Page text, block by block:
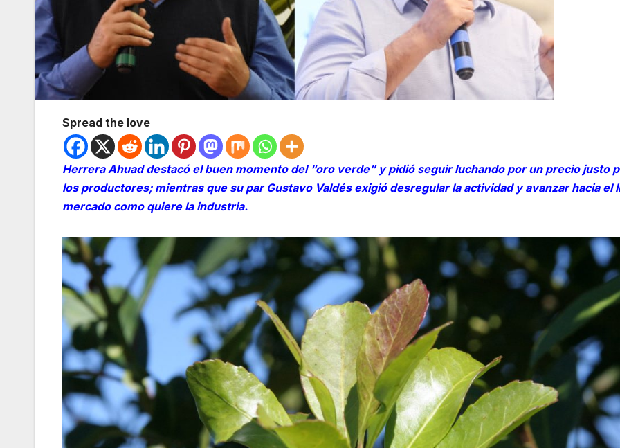
Spread the love
Herrera Ahuad destacó el buen momento del “oro verde” y pidió seguir luchando por un precio justo
los productores; mientras que su par Gustavo Valdés exigió desregular la actividad y avanzar hacia el
mercado como quiere la industria.